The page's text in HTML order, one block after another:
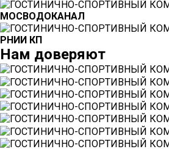
МОСВОДОКАНАЛ
РНИИ КП
Нам доверяют